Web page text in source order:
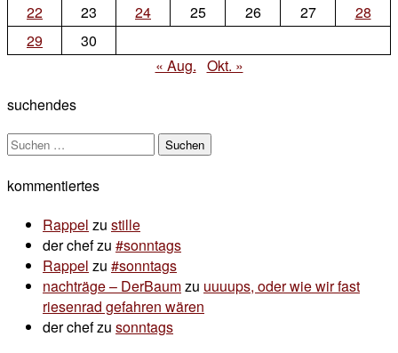
22
23 24 25 26 27
28
29
30
« Aug. Okt. »
suchendes
Suchen
kommentiertes
Rappel zu stille
der chefzu #sonntags
Rappel zu #sonntags
nachträge – DerBaumzu uuuups, oder wie wir fast
riesenrad gefahren wären
der chefzu sonntags